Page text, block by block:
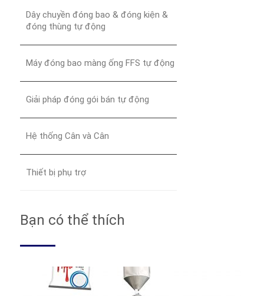
Dây chuyền đóng bao & đóng kiện &
đóng thùng tự động
Máy đóng bao màng ống FFS tự động
Giải pháp đóng gói bán tự động
Hệ thống Cân và Cân
Thiết bị phụ trợ
Bạn có thể thích